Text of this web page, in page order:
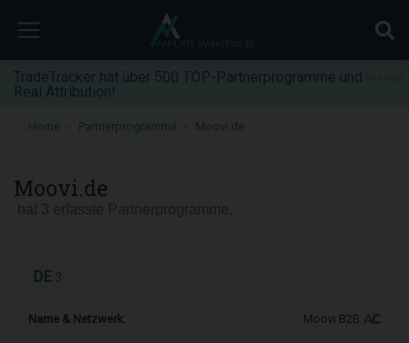
TradeTracker hat über 500 TOP-Partnerprogramme und
Real Attribution!
Home Partnerprogramme
Moovi.de
DE
Name & Netzwerk: Moovi B2B